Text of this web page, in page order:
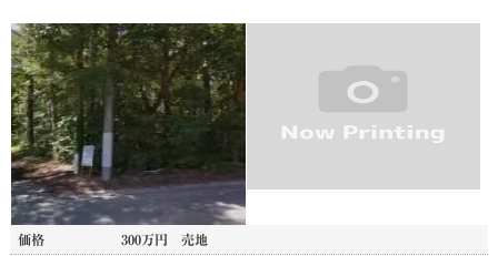
価格 300万円 売地